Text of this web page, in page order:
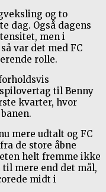
og to
dag. Også dagens
men i
var det med FC
rolle.
til Benny
kvarter, hvor
mere udtalt og FC
de store åbne
helt fremme ikke
mere end det mål,
midt i